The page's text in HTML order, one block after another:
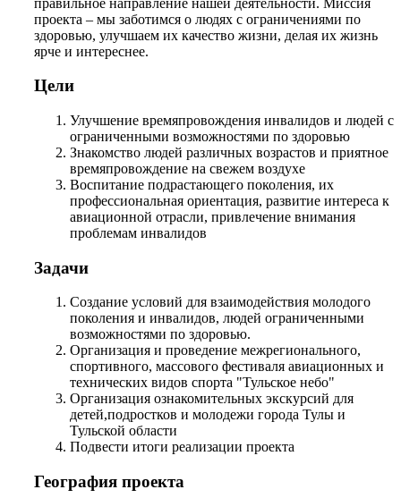
проекта – мы заботимся о людях с ограничениями по
здоровью, улучшаем их качество жизни, делая их жизнь
ярче и интереснее.
Цели
Улучшение времяпровождения инвалидов и людей с
ограниченными возможностями по здоровью
Знакомство людей различных возрастов и приятное
времяпровождение на свежем воздухе
Воспитание подрастающего поколения, их
профессиональная ориентация, развитие интереса к
авиационной отрасли, привлечение внимания
проблемам инвалидов
Задачи
Создание условий для взаимодействия молодого
поколения и инвалидов, людей ограниченными
возможностями по здоровью.
Организация и проведение межрегионального,
спортивного, массового фестиваля авиационных и
технических видов спорта "Тульское небо"
Организация ознакомительных экскурсий для
детей,подростков и молодежи города Тулы и
Тульской области
Подвести итоги реализации проекта
География проекта